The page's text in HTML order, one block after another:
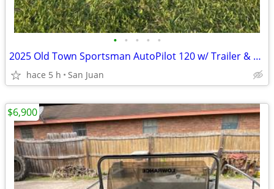
• • • • •
2025 Old Town Sportsman AutoPilot 120 w/ Trailer & Lithium Battery
hace 5 h San Juan
$6,900